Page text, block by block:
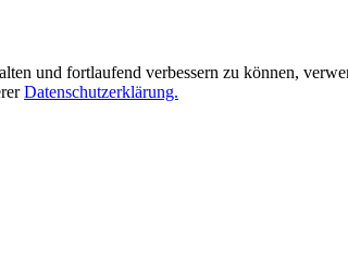
und fortlaufend verbessern zu können,
Datenschutzerklärung.